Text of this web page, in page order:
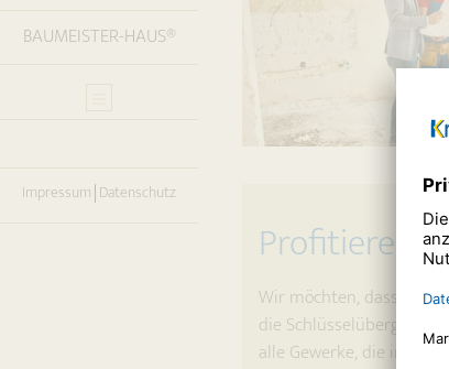
BAUMEISTER-HAUS®
Impressum Datenschutz
Profitieren
Wir möchten, dass Sie
die Schlüsselübergabe
alle Gewerke, die in